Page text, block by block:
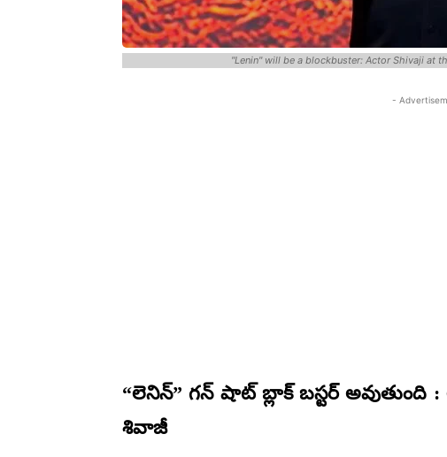
"Lenin" will be a blockbuster: Actor Shivaji at
-
“లెనిన్” గన్ షాట్ బ్లాక్ బస్టర్ అవుతుంది
శివాజీ